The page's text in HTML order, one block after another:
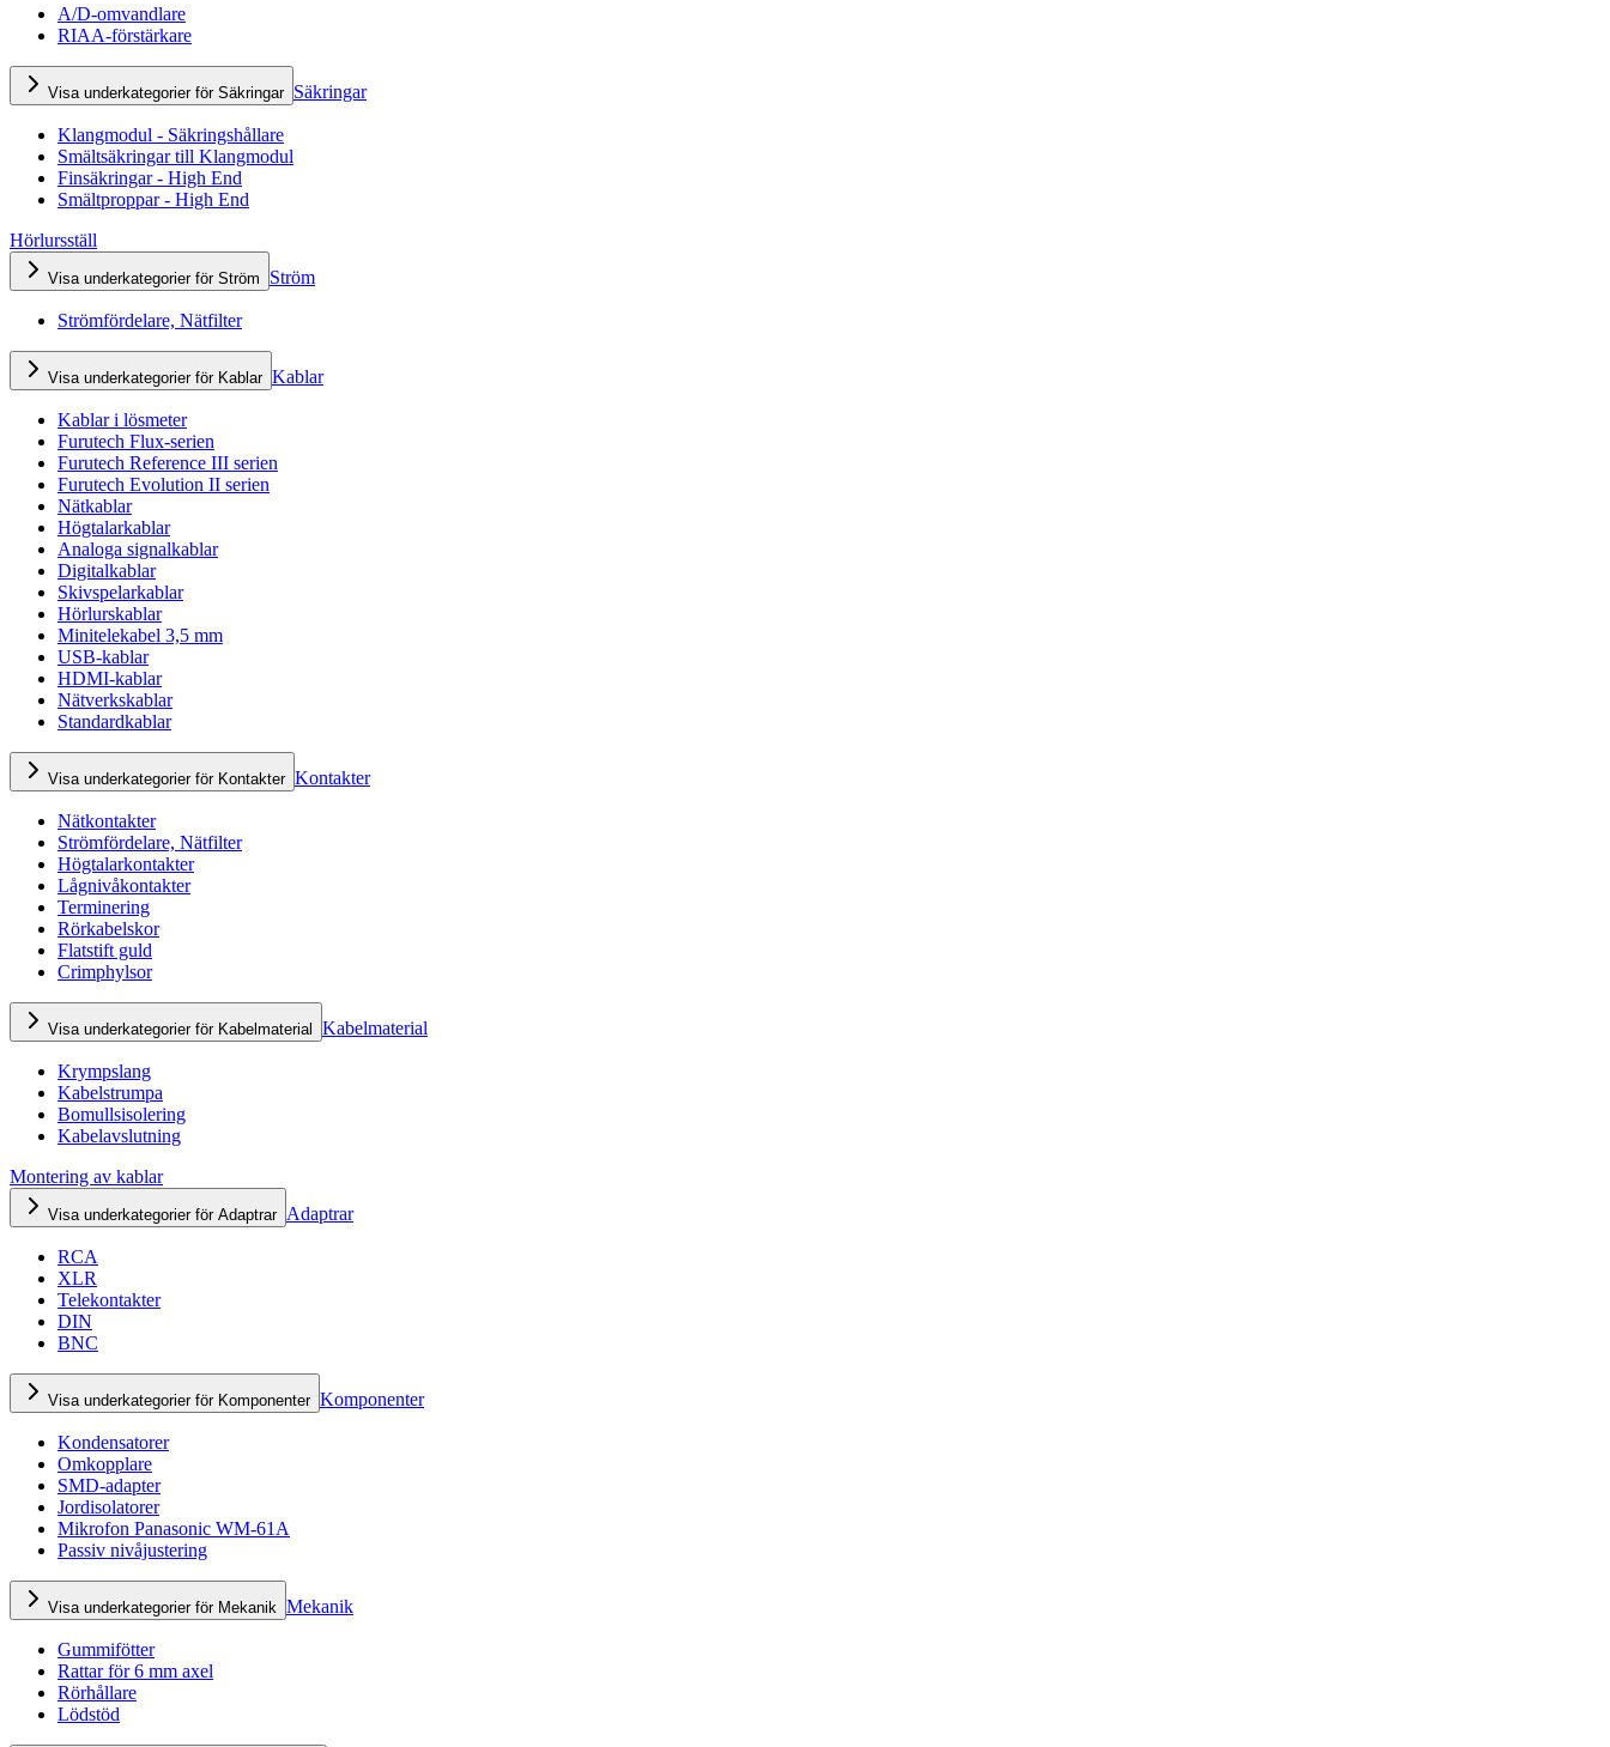
A/D-omvandlare
RIAA-förstärkare
Visa underkategorier för Säkringar Säkringar
Klangmodul - Säkringshållare
Smältsäkringar till Klangmodul
Finsäkringar - High End
Smältproppar - High End
Hörlursställ
Visa underkategorier för Ström Ström
Strömfördelare, Nätfilter
Visa underkategorier för Kablar Kablar
Kablar i lösmeter
Furutech Flux-serien
Furutech Reference III serien
Furutech Evolution II serien
Nätkablar
Högtalarkablar
Analoga signalkablar
Digitalkablar
Skivspelarkablar
Hörlurskablar
Minitelekabel 3,5 mm
USB-kablar
HDMI-kablar
Nätverkskablar
Standardkablar
Visa underkategorier för Kontakter Kontakter
Nätkontakter
Strömfördelare, Nätfilter
Högtalarkontakter
Lågnivåkontakter
Terminering
Rörkabelskor
Flatstift guld
Crimphylsor
Visa underkategorier för Kabelmaterial Kabelmaterial
Krympslang
Kabelstrumpa
Bomullsisolering
Kabelavslutning
Montering av kablar
Visa underkategorier för Adaptrar Adaptrar
RCA
XLR
Telekontakter
DIN
BNC
Visa underkategorier för Komponenter Komponenter
Kondensatorer
Omkopplare
SMD-adapter
Jordisolatorer
Mikrofon Panasonic WM-61A
Passiv nivåjustering
Visa underkategorier för Mekanik Mekanik
Gummifötter
Rattar för 6 mm axel
Rörhållare
Lödstöd